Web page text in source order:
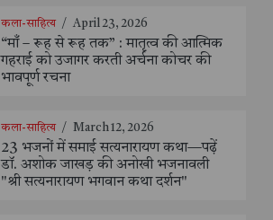
कला-साहित्य / April 23, 2026
“माँ – रूह से रूह तक” : मातृत्व की आत्मिक
गहराई को उजागर करती अर्चना कोचर की
भावपूर्ण रचना
कला-साहित्य / March 12, 2026
23 भजनों में समाई सत्यनारायण कथा—पढ़ें
डॉ. अशोक जाखड़ की अनोखी भजनावली
"श्री सत्यनारायण भगवान कथा दर्शन"